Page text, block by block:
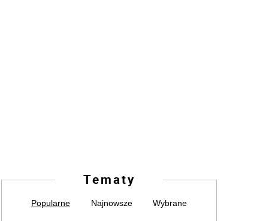
Tematy
Popularne Najnowsze Wybrane